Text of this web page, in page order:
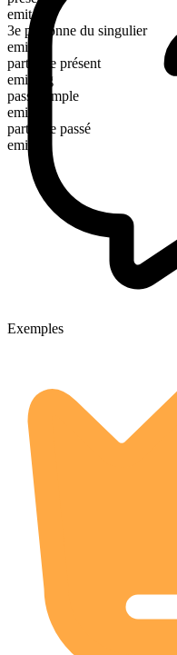
emit
3e personne du singulier
emits
participe présent
emitting
passé simple
emitted
participe passé
emitted
Exemples